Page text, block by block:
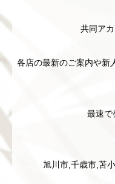
共同ア
各店の最新のご案内や新
最速で
旭川市,千歳市,苫